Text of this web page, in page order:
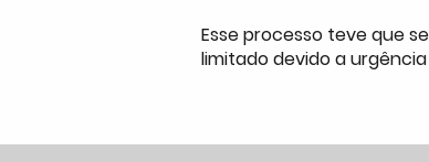
Esse processo teve que
limitado devido a